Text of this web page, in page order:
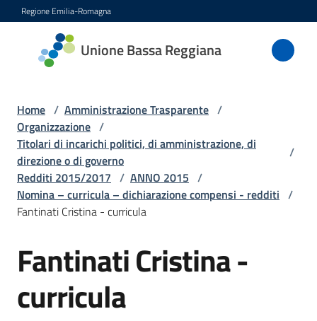
Vai al contenuto
Vai alla navigazione
Vai al footer
Regione Emilia-Romagna
Unione Bassa Reggiana
Unione
Bassa
Amministrazione
Menu selezionato
Novità
Vivere
Home / Amministrazione Trasparente /
Organizzazione /
Titolari di incarichi politici, di amministrazione, di
direzione o di governo
/
Redditi 2015/2017 / ANNO 2015 /
Nomina – curricula – dichiarazione compensi - redditi /
Fantinati Cristina - curricula
Fantinati Cristina -
curricula